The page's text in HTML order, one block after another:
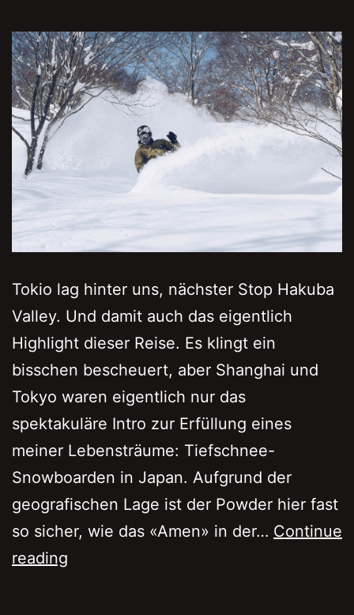
Tokio lag hinter uns, nächster Stop Hakuba
Valley. Und damit auch das eigentlich
Highlight dieser Reise. Es klingt ein
bisschen bescheuert, aber Shanghai und
Tokyo waren eigentlich nur das
spektakuläre Intro zur Erfüllung eines
meiner Lebensträume: Tiefschnee-
Snowboarden in Japan. Aufgrund der
geografischen Lage ist der Powder hier fast
so sicher, wie das «Amen» in der… Continue
reading